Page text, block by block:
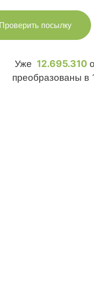
Проверить посылку
Уже 12.695.310
преобразованы в